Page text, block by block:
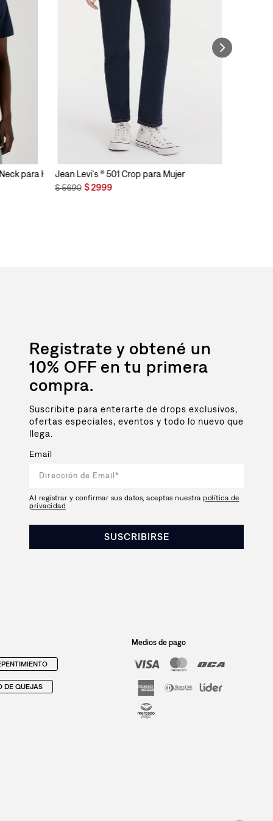
para HombreJean Levi's ® 501 Crop para Mujer
$5690 $2999
Registrate y obtené un
10% OFF en tu primera
compra.
Suscribite para enterarte de drops exclusivos,
ofertas especiales, eventos y todo lo nuevo que
llega.
Email
Al registrar y confirmar sus datos, aceptas nuestra política de
privacidad
SUSCRIBIRSE
DE QUEJAS
Medios de pago